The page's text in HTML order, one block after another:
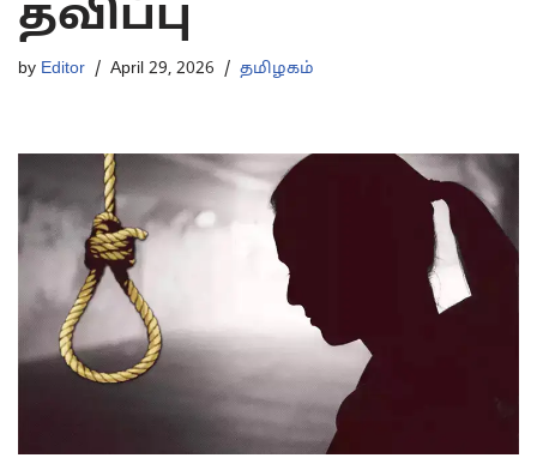
தவிப்பு
by Editor April 29, 2026 தமிழகம்